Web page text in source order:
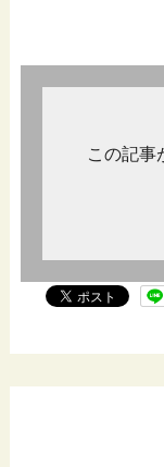
この記事